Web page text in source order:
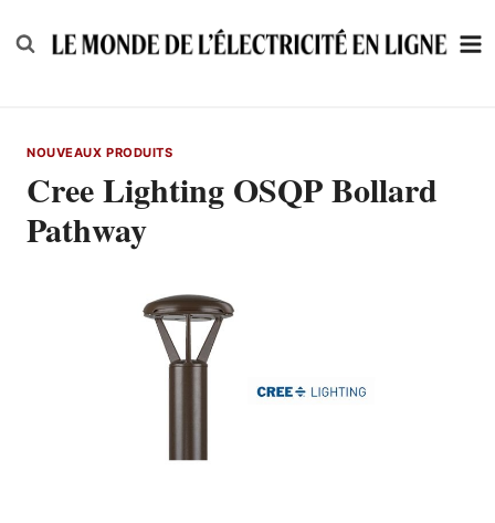
to
NOUVEAUX PRODUITS
Cree Lighting OSQP Bollard
Pathway